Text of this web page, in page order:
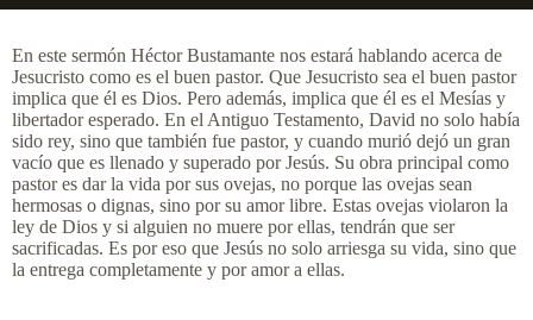
En este sermón Héctor Bustamante nos estará hablando acerca de
Jesucristo como es el buen pastor. Que Jesucristo sea el buen pastor
implica que él es Dios. Pero además, implica que él es el Mesías y
libertador esperado. En el Antiguo Testamento, David no solo había
sido rey, sino que también fue pastor, y cuando murió dejó un gran
vacío que es llenado y superado por Jesús. Su obra principal como
pastor es dar la vida por sus ovejas, no porque las ovejas sean
hermosas o dignas, sino por su amor libre. Estas ovejas violaron la
ley de Dios y si alguien no muere por ellas, tendrán que ser
sacrificadas. Es por eso que Jesús no solo arriesga su vida, sino que
la entrega completamente y por amor a ellas.